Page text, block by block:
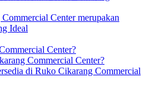
Center merupakan
Ideal
Center?
Commercial Center?
di Ruko Cikarang Commercial